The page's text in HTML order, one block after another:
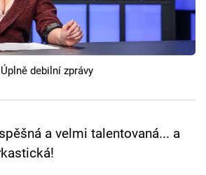
debilní zprávy
a velmi talentovaná... a